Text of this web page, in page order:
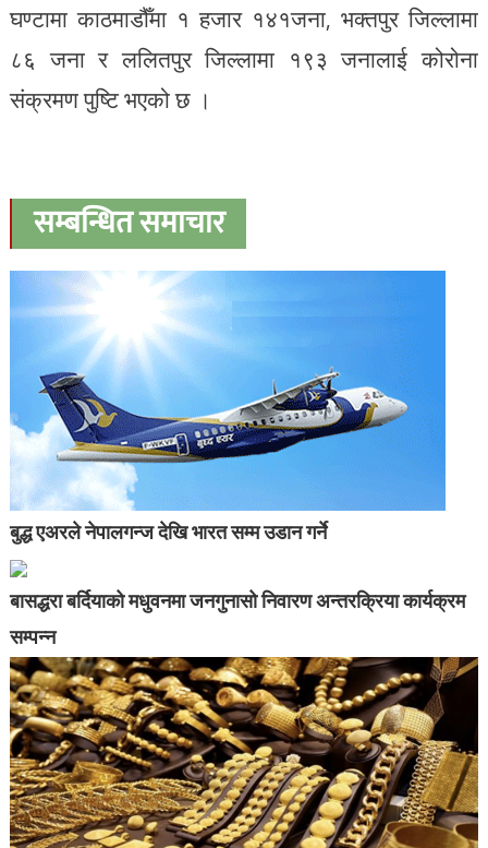
घण्टामा काठमाडौँमा १ हजार १४१जना, भक्तपुर जिल्लामा
८६ जना र ललितपुर जिल्लामा १९३ जनालाई कोरोना
संक्रमण पुष्टि भएको छ ।
सम्बन्धित समाचार
बुद्ध एअरले नेपालगन्ज देखि भारत सम्म उडान गर्ने
बासद्धरा बर्दियाको मधुवनमा जनगुनासो निवारण अन्तरक्रिया कार्यक्रम
सम्पन्न